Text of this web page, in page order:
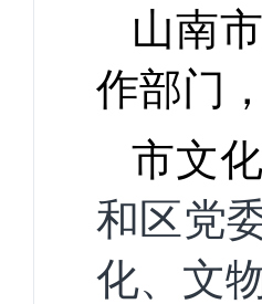
山南
作部门
市文
和区党
化、文